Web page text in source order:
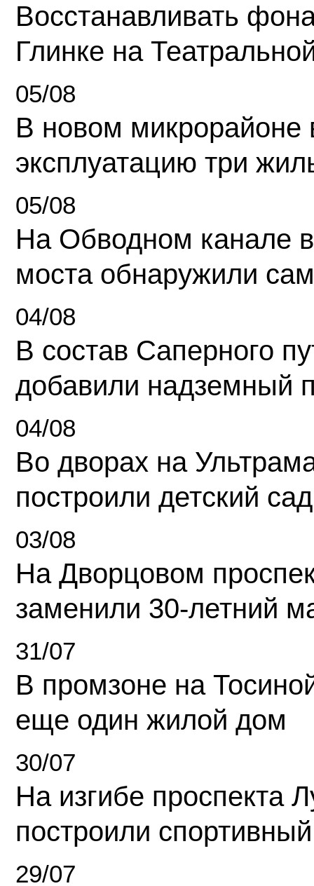
Восстанавливать
Глинке на
05/08
В новом микрорайоне
эксплуатацию три
05/08
На Обводном канале
моста обнаружили
04/08
В состав Саперного
добавили надземный
04/08
Во дворах на
построили детский сад
03/08
На Дворцовом
заменили 30-летний
31/07
В промзоне на
еще один жилой дом
30/07
На изгибе проспекта
построили
29/07